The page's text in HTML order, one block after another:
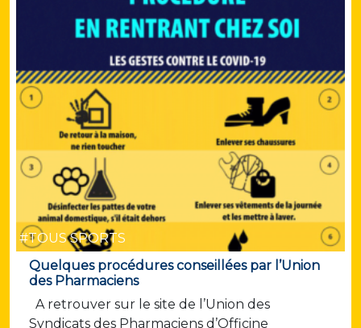
#TOUS SPORTS
Quelques procédures conseillées par l’Union
des Pharmaciens
A retrouver sur le site de l’Union des
Syndicats des Pharmaciens d’Officine